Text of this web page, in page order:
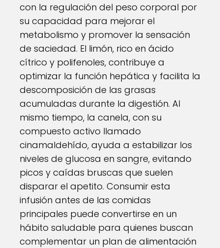
con la regulación del peso corporal por
su capacidad para mejorar el
metabolismo y promover la sensación
de saciedad. El limón, rico en ácido
cítrico y polifenoles, contribuye a
optimizar la función hepática y facilita la
descomposición de las grasas
acumuladas durante la digestión. Al
mismo tiempo, la canela, con su
compuesto activo llamado
cinamaldehído, ayuda a estabilizar los
niveles de glucosa en sangre, evitando
picos y caídas bruscas que suelen
disparar el apetito. Consumir esta
infusión antes de las comidas
principales puede convertirse en un
hábito saludable para quienes buscan
complementar un plan de alimentación